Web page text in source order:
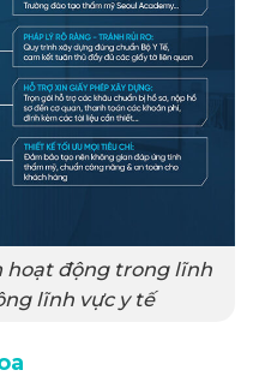
hoạt động trong lĩnh
lĩnh vực y tế